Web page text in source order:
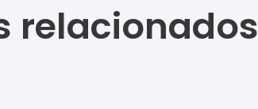
relacionados